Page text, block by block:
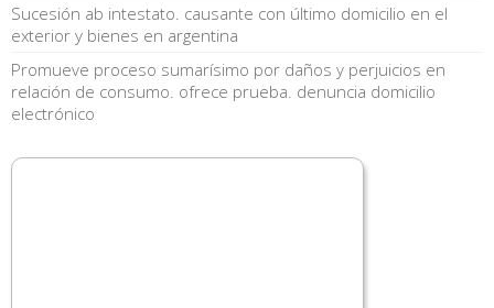
Sucesión ab intestato. causante con último domicilio en el
exterior y bienes en argentina
Promueve proceso sumarísimo por daños y perjuicios en
relación de consumo. ofrece prueba. denuncia domicilio
electrónico